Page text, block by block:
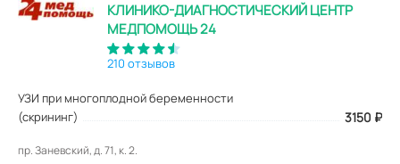
КЛИНИКО-ДИАГНОСТИЧЕСКИЙ ЦЕНТР
МЕДПОМОЩЬ 24
210 отзывов
УЗИ при многоплодной беременности
(скрининг)
3150 ₽
пр. Заневский, д. 71, к. 2.